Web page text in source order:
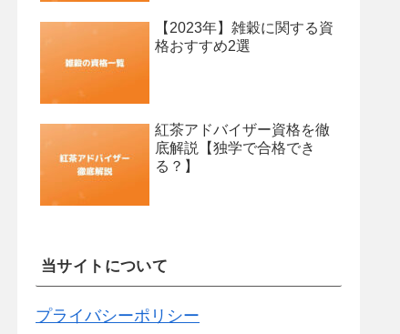
【2023年】雑穀に関する資
格おすすめ2選
紅茶アドバイザー資格を徹
底解説【独学で合格でき
る？】
当サイトについて
プライバシーポリシー